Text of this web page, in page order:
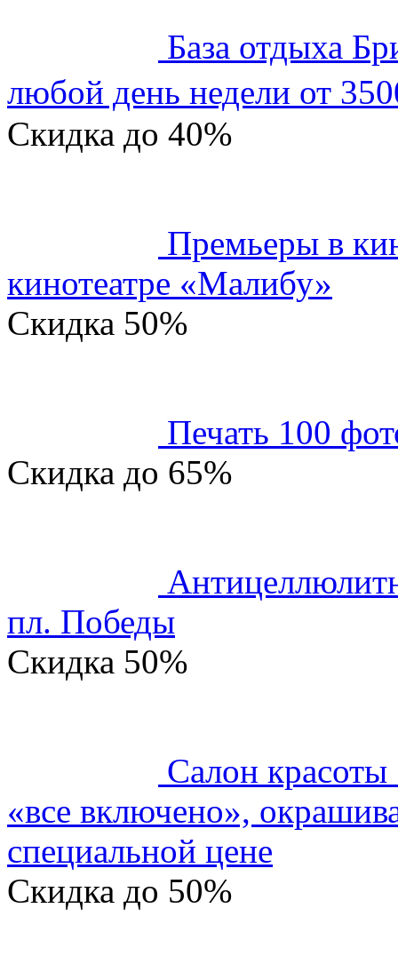
База отдыха
любой день недели от
Скидка до 40%
Премьеры в
кинотеатре «Малибу»
Скидка 50%
Печать 100
Скидка до 65%
пл. Победы
Скидка 50%
Салон
«все включено»,
специальной цене
Скидка до 50%